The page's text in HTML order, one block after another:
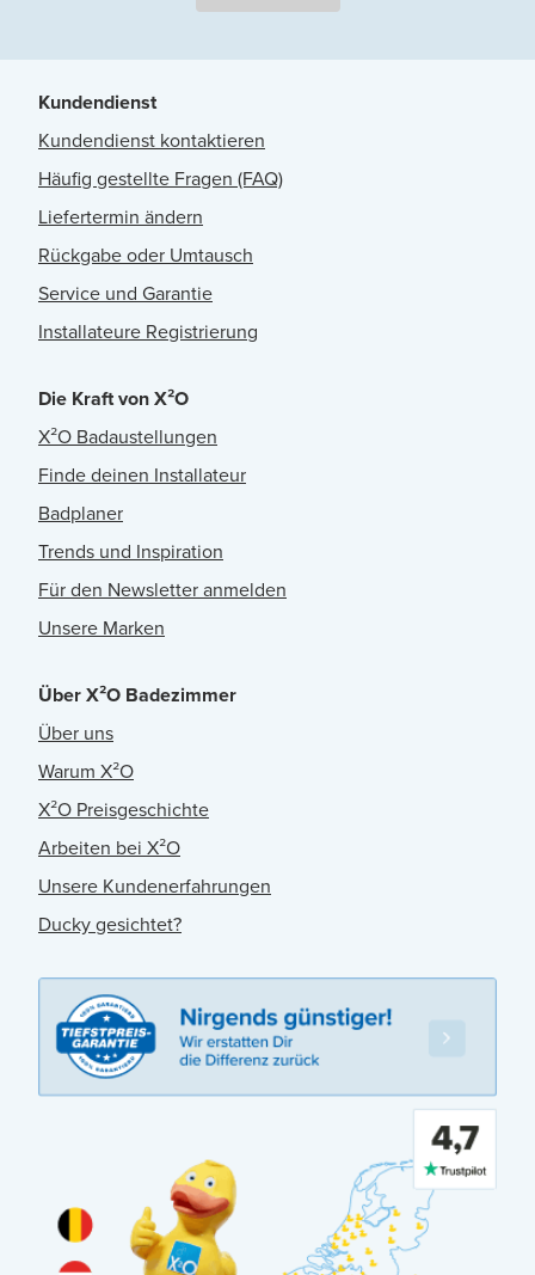
Kundendienst
Kundendienst kontaktieren
Häufig gestellte Fragen (FAQ)
Liefertermin ändern
Rückgabe oder Umtausch
Service und Garantie
Installateure Registrierung
Die Kraft von X²O
X²O Badaustellungen
Finde deinen Installateur
Badplaner
Trends und Inspiration
Für den Newsletter anmelden
Unsere Marken
Über X²O Badezimmer
Über uns
Warum X²O
X²O Preisgeschichte
Arbeiten bei X²O
Unsere Kundenerfahrungen
Ducky gesichtet?